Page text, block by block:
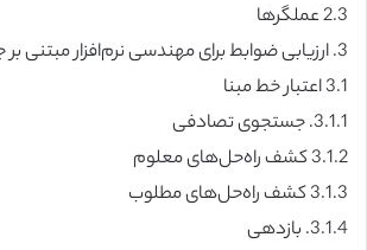
2.3 عملگرها
3. ارزیابی ضوابط برای مهندسی نرم‌افزار مبتنی بر جستجو
3.1 اعتبار خط مبنا
3.1.1. جستجوی تصادفی
3.1.2 کشف راه‌حل‌های معلوم
3.1.3 کشف راه‌حل‌های مطلوب
3.1.4. بازدهی